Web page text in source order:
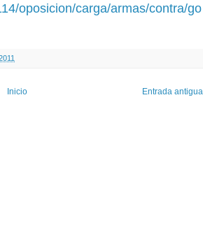
oposicion/carga/armas/contra/go
Entrada antigua
Inicio